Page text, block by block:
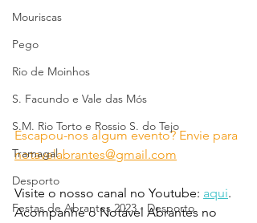
Mouriscas
Pego
Rio de Moinhos
S. Facundo e Vale das Mós
S.M. Rio Torto e Rossio S. do Tejo
Tramagal
Desporto
Festas de Abrantes 2023 - Desporto
Escapou-nos algum evento? Envie para
notavelabrantes@gmail.com
Visite o nosso canal no Youtube: aqui.
Acompanhe o Notável Abrantes no